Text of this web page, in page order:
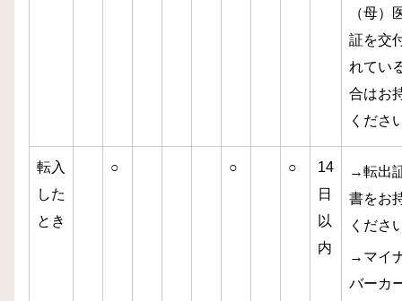
（母）
証を交
れてい
合はお
くださ
転入
した
とき
○ ○ ○
14
日
以
内
→転出
書をお
くださ
→マイ
バーカ